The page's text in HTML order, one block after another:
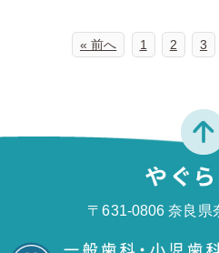
« 前へ 1 2 3
〒631-0806 奈良県